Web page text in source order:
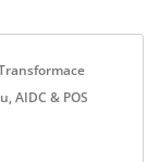
AIDC & POS